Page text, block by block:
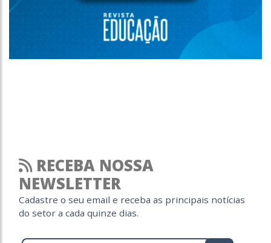
RECEBA NOSSA
NEWSLETTER
Cadastre o seu email e receba as principais notícias
do setor a cada quinze dias.